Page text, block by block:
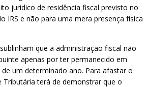
jurídico de residência fiscal previsto no
IRS e não para uma mera presença física
que a administração fiscal não
apenas por ter permanecido em
um determinado ano. Para afastar o
Tributária terá de demonstrar que o